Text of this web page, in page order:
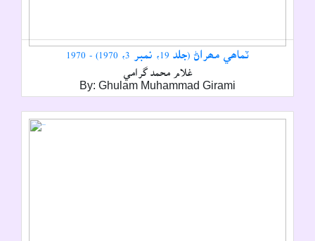
ٽماھي مھراڻ (جلد 19، نمبر 3، 1970) - 1970
غلام محمد گرامي
By: Ghulam Muhammad Girami